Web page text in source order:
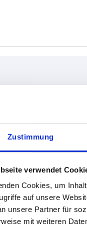
Zustimmung
verwendet
Cookies, um
auf unsere
unsere Partner für
mit weiteren
vor Abschluss Ihrer
Ausführung 2 B